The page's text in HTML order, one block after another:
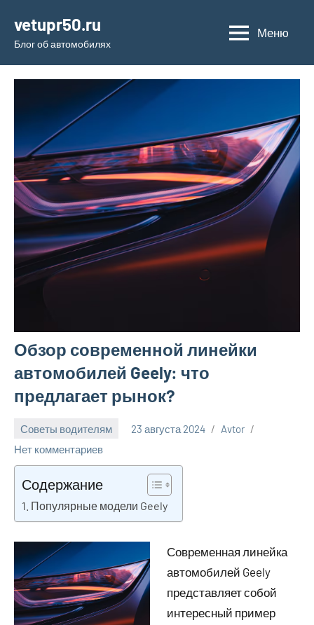
содержимому
vetupr50.ru
Блог об автомобилях
Меню
Обзор современной линейки
автомобилей Geely: что
предлагает рынок?
Советы водителям 23 августа 2024
Avtor
Нет комментариев
Содержание
Популярные модели Geely
Современная линейка
автомобилей Geely
представляет собой
интересный пример